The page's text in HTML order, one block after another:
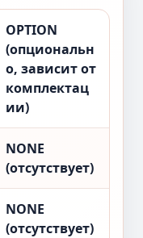
OPTION
(опциональн
о, зависит от
комплектац
ии)
NONE
(отсутствует)
NONE
(отсутствует)